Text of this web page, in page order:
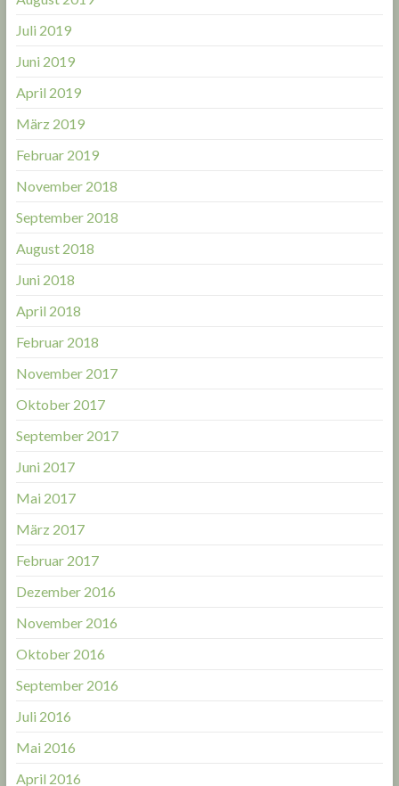
Juli 2019
Juni 2019
April 2019
März 2019
Februar 2019
November 2018
September 2018
August 2018
Juni 2018
April 2018
Februar 2018
November 2017
Oktober 2017
September 2017
Juni 2017
Mai 2017
März 2017
Februar 2017
Dezember 2016
November 2016
Oktober 2016
September 2016
Juli 2016
Mai 2016
April 2016